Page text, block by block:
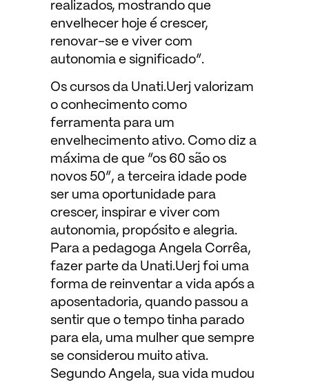
realizados, mostrando que
envelhecer hoje é crescer,
renovar-se e viver com
autonomia e significado”.
Os cursos da Unati.Uerj valorizam
o conhecimento como
ferramenta para um
envelhecimento ativo. Como diz a
máxima de que “os 60 são os
novos 50”, a terceira idade pode
ser uma oportunidade para
crescer, inspirar e viver com
autonomia, propósito e alegria.
Para a pedagoga Angela Corrêa,
fazer parte da Unati.Uerj foi uma
forma de reinventar a vida após a
aposentadoria, quando passou a
sentir que o tempo tinha parado
para ela, uma mulher que sempre
se considerou muito ativa.
Segundo Angela, sua vida mudou